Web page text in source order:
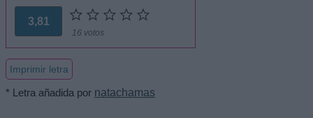
3,81
16 votos
Imprimir letra
* Letra añadida por natachamas